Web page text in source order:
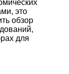
это
обзор
для